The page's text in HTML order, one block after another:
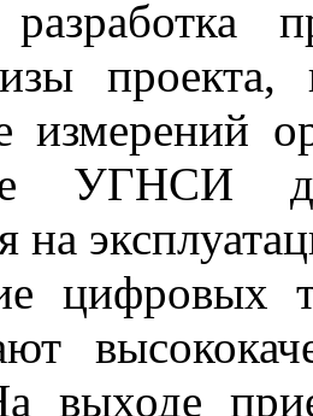
измерений
УГНСИ
на
цифровых
выходе